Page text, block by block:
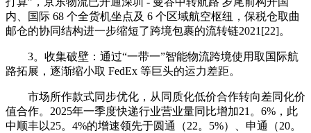
内、国际 68 个全货机坐点及 6 个区域航空枢纽，保税仓取曲
邮仓的协同结构进一步缩短了跨境包裹的流转链2021[22]。
3。收集破壁：通过“一带一”智能物流跨境使用取国际航
路拓展，逐渐缩小取 FedEx 等巨头的运力差距。
市场所作款式同步优化，从同质化低价合作转向差同化价
值合作。2025年一季度快递行业营业量同比增加21。6%，此
中顺丰以25。4%的增速领先于圆通（22。5%）、申通（20。